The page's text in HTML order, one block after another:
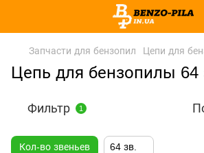
Запчасти для бензопил Цепи для
Цепь для бензопилы 64
Фильтр 1
Кол-во звеньев 64 зв.